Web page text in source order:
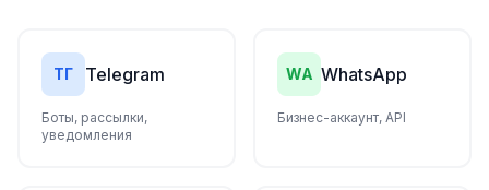
ТГ Telegram
Боты, рассылки,
уведомления
WA WhatsApp
Бизнес-аккаунт, API